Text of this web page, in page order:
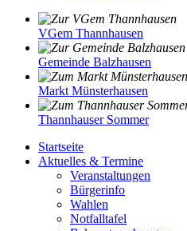
VGem Thannhausen
Gemeinde Balzhausen
Markt Münsterhausen
Thannhauser Sommer
Startseite
Aktuelles & Termine
Veranstaltungen
Bürgerinfo
Wahlen
Notfalltafel